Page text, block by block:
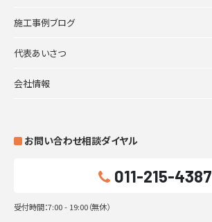
施工事例ブログ
代表あいさつ
会社情報
お問い合わせ相談ダイヤル
011-215-4387
受付時間：7:00 - 19:00（無休）